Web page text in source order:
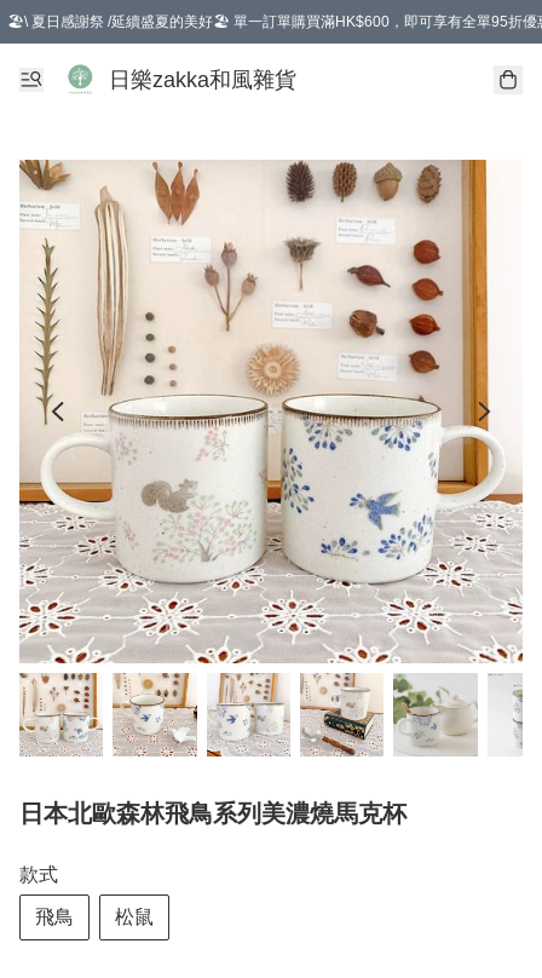
🏖️\ 夏日感謝祭 /延續盛夏的美好🏖️ 單一訂單購買滿HK$600，即可享有全單95折優
選擇GoGoX住宅/工商地址配送，單一訂單消費購物滿HK$680(折扣後），可享有
日樂zakka和風雜貨
日本北歐森林飛鳥系列美濃燒馬克杯
款式
飛鳥 松鼠